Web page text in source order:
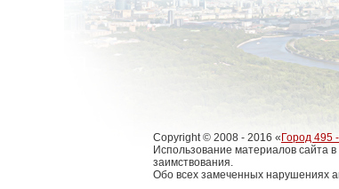
Copyright © 2008 - 2016 « Город 495
Использование материалов сайта
заимствования.
Обо всех замеченных нарушениях